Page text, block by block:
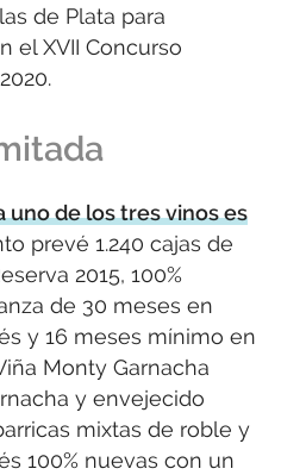
de Plata para
el XVII Concurso
uno de los tres vinos es
prevé 1.240 cajas de
2015, 100%
de 30 meses en
y 16 meses mínimo en
Monty Garnacha
y envejecido
mixtas de roble y
100% nuevas con un